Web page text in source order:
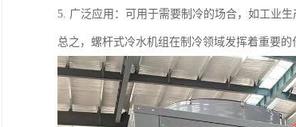
5. 广泛应用：可用于需要制冷的场合，如工业
总之，螺杆式冷水机组在制冷领域发挥着重要